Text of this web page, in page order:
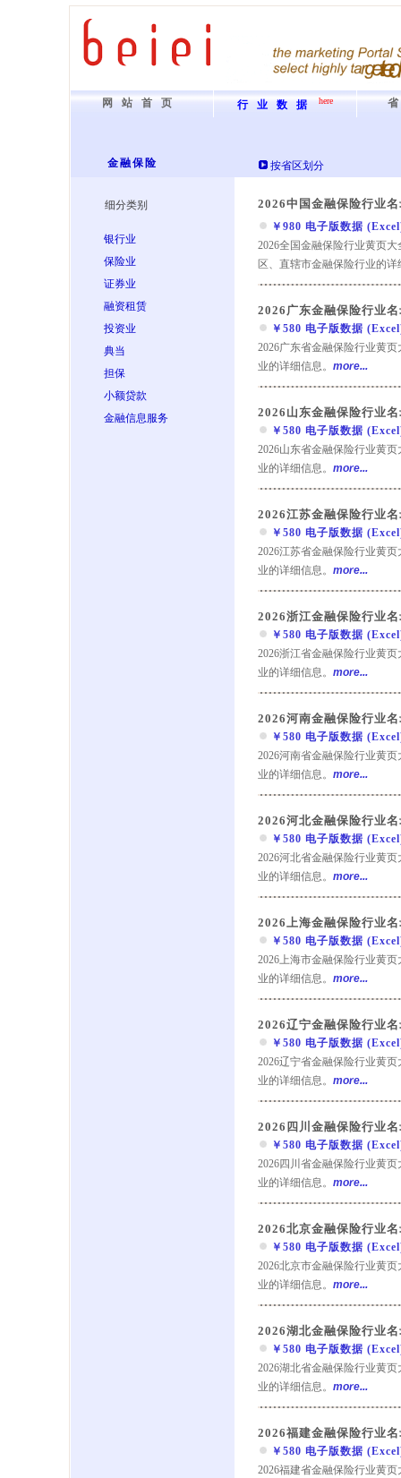
网站首页 行业数据 here
金融保险 按省区划分
细分类别
银行业
保险业
证券业
融资租赁
投资业
典当
担保
小额贷款
金融信息服务
2026中国金融保险行业名
￥980 电子版数据
2026全国金融保险行业黄页
区、直辖市金融保险行业的详
2026广东金融保险行业名
￥580 电子版数据
2026广东省金融保险行业黄
业的详细信息。 more...
2026山东金融保险行业名
￥580 电子版数据
2026山东省金融保险行业黄
业的详细信息。 more...
2026江苏金融保险行业名
￥580 电子版数据
2026江苏省金融保险行业黄
业的详细信息。 more...
2026浙江金融保险行业名
￥580 电子版数据
2026浙江省金融保险行业黄
业的详细信息。 more...
2026河南金融保险行业名
￥580 电子版数据
2026河南省金融保险行业黄
业的详细信息。 more...
2026河北金融保险行业名
￥580 电子版数据
2026河北省金融保险行业黄
业的详细信息。 more...
2026上海金融保险行业名
￥580 电子版数据
2026上海市金融保险行业黄
业的详细信息。 more...
2026辽宁金融保险行业名
￥580 电子版数据
2026辽宁省金融保险行业黄
业的详细信息。 more...
2026四川金融保险行业名
￥580 电子版数据
2026四川省金融保险行业黄
业的详细信息。 more...
2026北京金融保险行业名
￥580 电子版数据
2026北京市金融保险行业黄
业的详细信息。 more...
2026湖北金融保险行业名
￥580 电子版数据
2026湖北省金融保险行业黄
业的详细信息。 more...
2026福建金融保险行业名
￥580 电子版数据
2026福建省金融保险行业黄